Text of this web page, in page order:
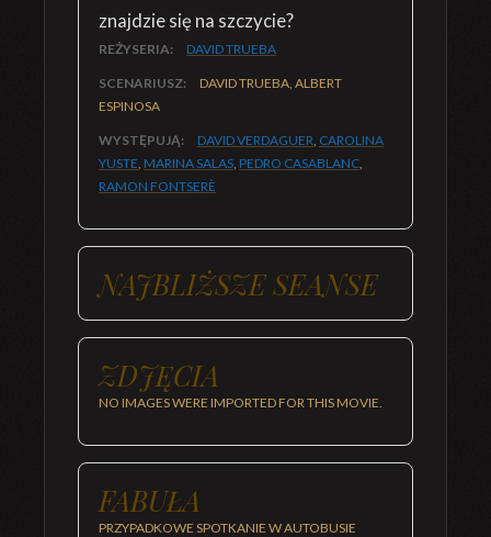
znajdzie się na szczycie?
REŻYSERIA: DAVID TRUEBA
SCENARIUSZ:
DAVID TRUEBA, ALBERT
ESPINOSA
WYSTĘPUJĄ: DAVID VERDAGUER, CAROLINA
YUSTE, MARINA SALAS, PEDRO CASABLANC,
RAMON FONTSERÈ
NAJBLIŻSZE SEANSE
ZDJĘCIA
NO IMAGES WERE IMPORTED FOR THIS MOVIE.
FABUŁA
PRZYPADKOWE SPOTKANIE W AUTOBUSIE